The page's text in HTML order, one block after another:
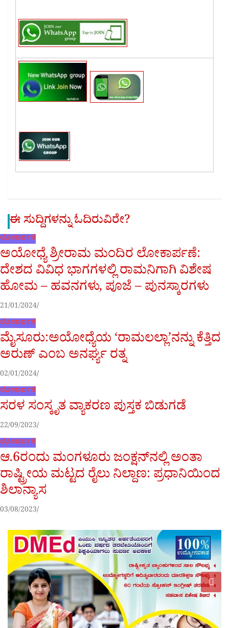
ಈ ಸುದ್ದಿಗಳನ್ನು ಓದಿರುವಿರೇ?
ಲೋಕಾರ್ಪಣೆ
ಅಯೋಧ್ಯೆ ಶ್ರೀರಾಮ ಮಂದಿರ ಲೋಕಾರ್ಪಣೆ:
ದೇಶದ ವಿವಿಧ ಭಾಗಗಳಲ್ಲಿ ರಾಮನಿಗಾಗಿ ವಿಶೇಷ
ಹೋಮ – ಹವನಗಳು, ಪೂಜೆ – ಪುನಸ್ಕಾರಗಳು
21/01/2024
ಲೋಕಾರ್ಪಣೆ
ಮೈಸೂರು:ಅಯೋಧ್ಯೆಯ ‘ರಾಮಲಲ್ಲಾ’ನನ್ನು ಕೆತ್ತಿದ
ಅರುಣ್ ಎಂಬ ಅನರ್ಘ್ಯ ರತ್ನ
02/01/2024
ಲೋಕಾರ್ಪಣೆ
ಸರಳ ಸಂಸ್ಕೃತ ವ್ಯಾಕರಣ ಪುಸ್ತಕ ಬಿಡುಗಡೆ
22/09/2023
ಲೋಕಾರ್ಪಣೆ
ಆ.6ರಂದು ಮಂಗಳೂರು ಜಂಕ್ಷನ್‌ನಲ್ಲಿ ಅಂತಾ
ರಾಷ್ಟ್ರೀಯ ಮಟ್ಟದ ರೈಲು ನಿಲ್ದಾಣ: ಪ್ರಧಾನಿಯಿಂದ
ಶಿಲಾನ್ಯಾಸ
03/08/2023